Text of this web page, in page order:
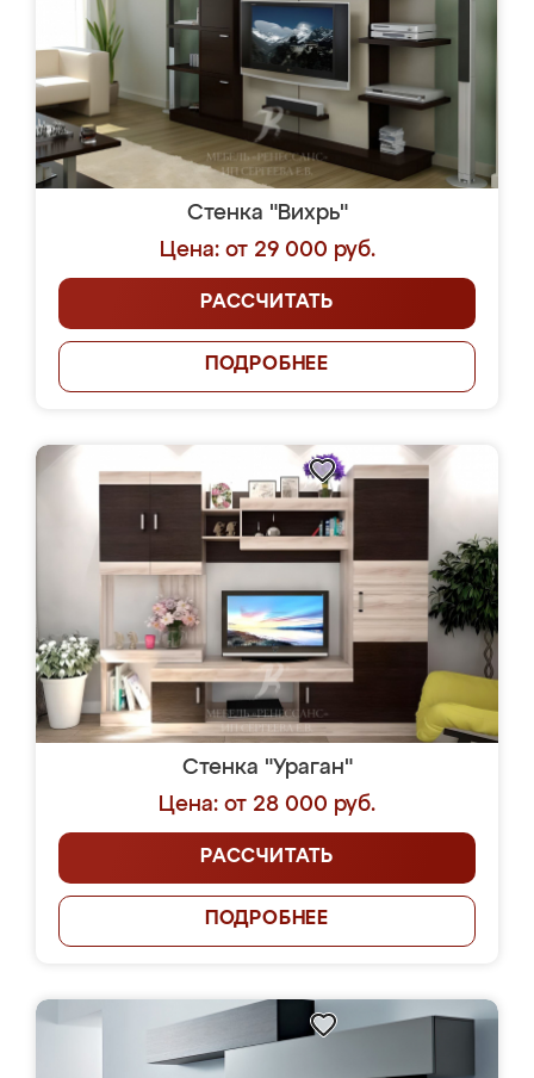
Стенка "Вихрь"
Цена: от 29 000 руб.
РАССЧИТАТЬ
ПОДРОБНЕЕ
Стенка "Ураган"
Цена: от 28 000 руб.
РАССЧИТАТЬ
ПОДРОБНЕЕ